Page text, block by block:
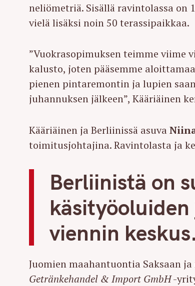
neliömetriä. Sisällä ravintolassa on
vielä lisäksi noin 50 terassipaikkaa.
”Vuokrasopimuksen teimme viime
kalusto, joten pääsemme
pienen pintaremontin ja lupien
juhannuksen jälkeen”, Kääriäinen
Kääriäinen ja Berliinissä asuva
toimitusjohtajina. Ravintolasta ja
Berliinistä on
viennin keskus.
Juomien maahantuontia Saksaan
Getränkehandel & Import GmbH-
S
r
c
h
f
r
: